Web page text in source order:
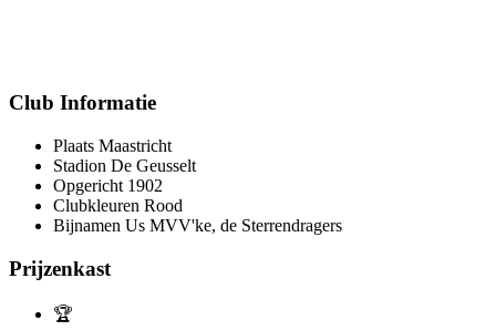
Club Informatie
Plaats Maastricht
Stadion De Geusselt
Opgericht 1902
Clubkleuren Rood
Bijnamen Us MVV'ke, de Sterrendragers
Prijzenkast
🏆